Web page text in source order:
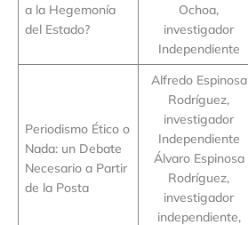
a la Hegemonía
del Estado?
Ochoa,
investigador
Independiente
Periodismo Ético o
Nada: un Debate
Necesario a Partir
de la Posta
Alfredo Espinosa
Rodríguez,
investigador
Independiente
Álvaro Espinosa
Rodríguez,
investigador
independiente,